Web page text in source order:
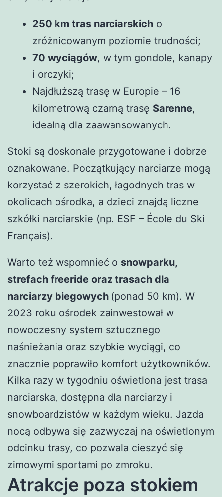
250 km tras narciarskich o
zróżnicowanym poziomie trudności;
70 wyciągów, w tym gondole, kanapy
i orczyki;
Najdłuższą trasę w Europie – 16
kilometrową czarną trasę Sarenne,
idealną dla zaawansowanych.
Stoki są doskonale przygotowane i dobrze
oznakowane. Początkujący narciarze mogą
korzystać z szerokich, łagodnych tras w
okolicach ośrodka, a dzieci znajdą liczne
szkółki narciarskie (np. ESF – École du Ski
Français).
Warto też wspomnieć o snowparku,
strefach freeride oraz trasach dla
narciarzy biegowych (ponad 50 km). W
2023 roku ośrodek zainwestował w
nowoczesny system sztucznego
naśnieżania oraz szybkie wyciągi, co
znacznie poprawiło komfort użytkowników.
Kilka razy w tygodniu oświetlona jest trasa
narciarska, dostępna dla narciarzy i
snowboardzistów w każdym wieku. Jazda
nocą odbywa się zazwyczaj na oświetlonym
odcinku trasy, co pozwala cieszyć się
zimowymi sportami po zmroku.
Atrakcje poza stokiem